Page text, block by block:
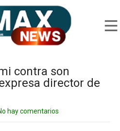
contra son
director de
hay comentarios